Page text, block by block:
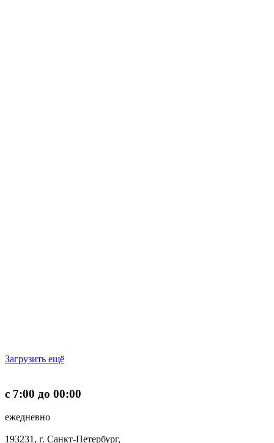
Загрузить ещё
с 7:00 до 00:00
ежедневно
193231, г. Санкт-Петербург,